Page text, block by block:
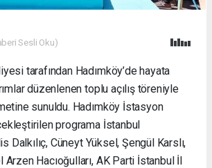
Sesli Oku)
tarafından Hadımköy’de hayata
düzenlenen toplu açılış töreniyle
sunuldu. Hadımköy İstasyon
programa İstanbul
Dalkılıç, Cüneyt Yüksel, Şengül Karslı,
Arzen Hacıoğulları, AK Parti İstanbul İl